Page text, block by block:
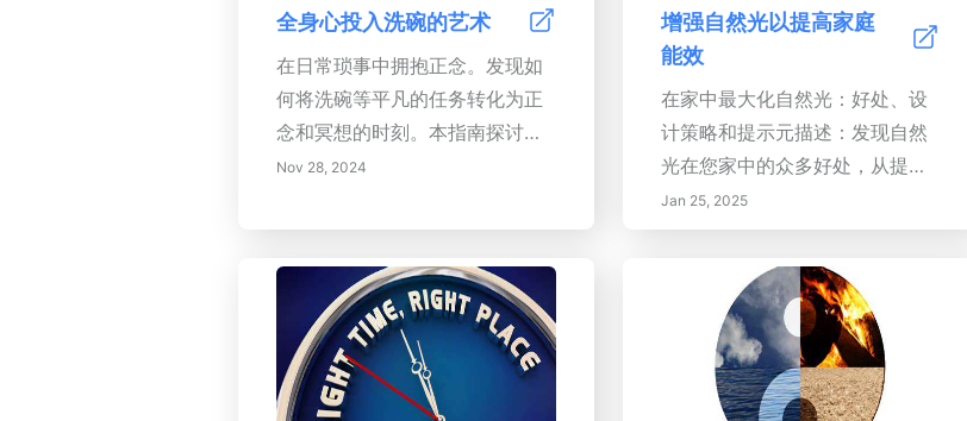
全身心投入洗碗的艺术
在日常琐事中拥抱正念。发现如
何将洗碗等平凡的任务转化为正
念和冥想的时刻。本指南探讨了
正念的原则，提供了在日常活动
与和呼吸意识，学会欣赏生活中
的简单乐趣。对日常生活心怀感
激，营造一个宁静的氛围，让你
即使在重复的琐事中也能找到快
乐。通过充分沉浸在每一次经历
中，提高你的心理健康，找到清
Nov 28, 2024
增强自然光以提高家庭
能效
在家中最大化自然光：好处、设
计策略和提示元描述：发现自然
光在您家中的众多好处，从提升
情绪和生产力到提高能效。探索
有效的设计策略、智能技术和景
观设计技巧，创造更明亮、更健
康的居住空间。学习如何选择合
适的窗户、利用反射表面和实施
开放式平面布局，以最大限度地
利用自然光。关键词：自然光的
Jan 25, 2025